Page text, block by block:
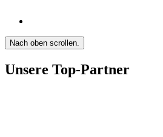
Nach oben scrollen.
Unsere Top-Partner